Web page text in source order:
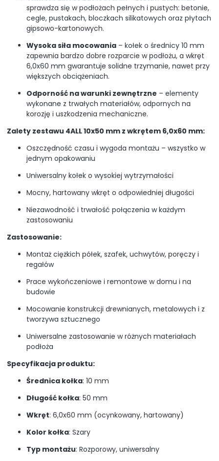
sprawdza się w podłożach pełnych i pustych: betonie,
cegle, pustakach, bloczkach silikatowych oraz płytach
gipsowo-kartonowych.
Wysoka siła mocowania – kołek o średnicy 10 mm
zapewnia bardzo dobre rozparcie w podłożu, a wkręt
6,0x60 mm gwarantuje solidne trzymanie, nawet przy
większych obciążeniach.
Odporność na warunki zewnętrzne – elementy
wykonane z trwałych materiałów, odpornych na
korozję i uszkodzenia mechaniczne.
Zalety zestawu 4ALL 10x50 mm z wkrętem 6,0x60 mm:
Oszczędność czasu i wygoda montażu – wszystko w
jednym opakowaniu
Uniwersalny kołek o wysokiej wytrzymałości
Mocny, hartowany wkręt o odpowiedniej długości
Niezawodność i trwałość połączenia w każdym
zastosowaniu
Zastosowanie:
Montaż ciężkich półek, szafek, uchwytów, poręczy i
regałów
Prace wykończeniowe i remontowe w domu i na
budowie
Mocowanie konstrukcji drewnianych, metalowych i z
tworzywa sztucznego
Uniwersalne zastosowanie w różnych materiałach
podłoża
Specyfikacja produktu:
Średnica kołka: 10 mm
Długość kołka: 50 mm
Wkręt: 6,0x60 mm (ocynkowany, hartowany)
Kolor kołka: Szary
Typ montażu: Rozporowy, uniwersalny